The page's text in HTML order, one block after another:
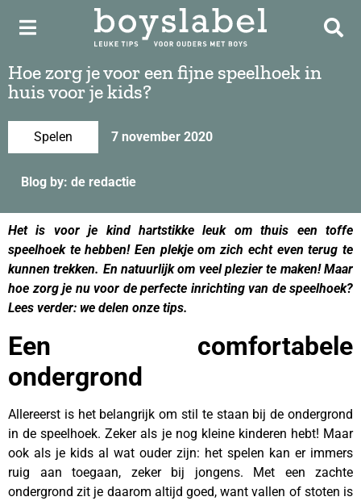
Hoe zorg je voor een fijne speelhoek in
huis voor je kids?
Spelen 7 november 2020
Blog by: de redactie
Het is voor je kind hartstikke leuk om thuis een toffe
speelhoek te hebben! Een plekje om zich echt even terug te
kunnen trekken. En natuurlijk om veel plezier te maken! Maar
hoe zorg je nu voor de perfecte inrichting van de speelhoek?
Lees verder: we delen onze tips.
Een comfortabele
ondergrond
Allereerst is het belangrijk om stil te staan bij de ondergrond
in de speelhoek. Zeker als je nog kleine kinderen hebt! Maar
ook als je kids al wat ouder zijn: het spelen kan er immers
ruig aan toegaan, zeker bij jongens. Met een zachte
ondergrond zit je daarom altijd goed, want vallen of stoten is